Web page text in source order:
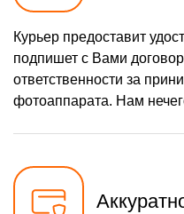
Курьер предоставит
подпишет с Вами
ответственности за
фотоаппарата. Нам